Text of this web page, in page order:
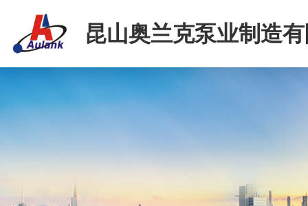
昆山奥兰克泵业制造